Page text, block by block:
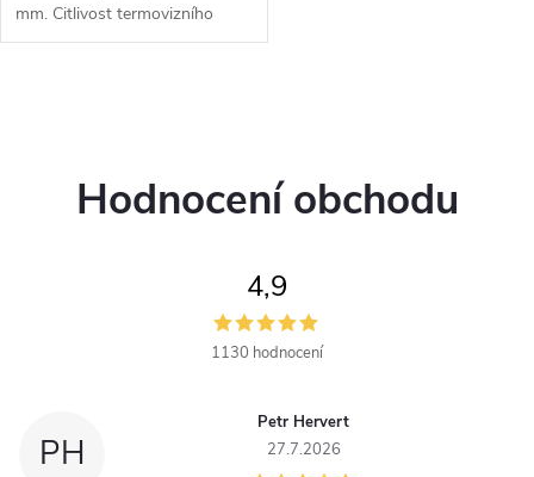
mm. Citlivost termovizního
senzoru: < 15 mK. Detekční
Hodnocení obchodu
4,9
1130 hodnocení
PH
Petr Hervert
27.7.2026